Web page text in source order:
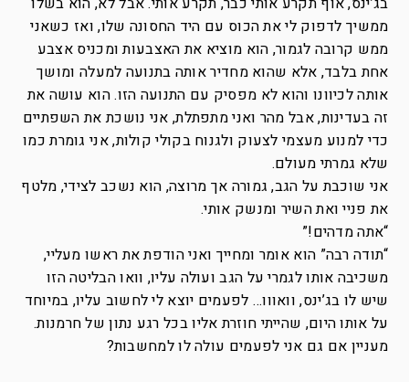
ממשיך לדפוק לי את הכוס עם היד החסונה שלו, ואז כשאני
ממש קרובה לגמור, הוא מוציא את האצבעות ומכניס אצבע
אחת בלבד, אלא שהוא מחדיר אותה בתנועה למעלה ומושך
אותה לכיוונו והוא לא מפסיק עם התנועה הזו. הוא עושה את
זה בעדינות, אבל מהר ואני מתפתלת, אני נושכת את השפתיים
כדי למנוע מעצמי לצעוק ולגנוח בקולי קולות, אני גומרת כמו
שלא גמרתי מעולם.
אני שוכבת על הגב, גמורה אך מרוצה, הוא נשכב לצידי, מלטף
את פניי ואת השיר ומנשק אותי.
“אתה מדהים!”
“תודה רבה” הוא אומר ומחייך ואני הודפת את ראשו מעליי,
משכיבה אותו לגמרי על הגב ועולה עליו, וואו הבליטה הזו
שיש לו בג’ינס, וואווו… לפעמים יוצא לי לחשוב עליו, במיוחד
על אותו היום, שהייתי חוזרת אליו בכל רגע נתון של חרמנות.
מעניין אם גם אני לפעמים עולה לו למחשבות?